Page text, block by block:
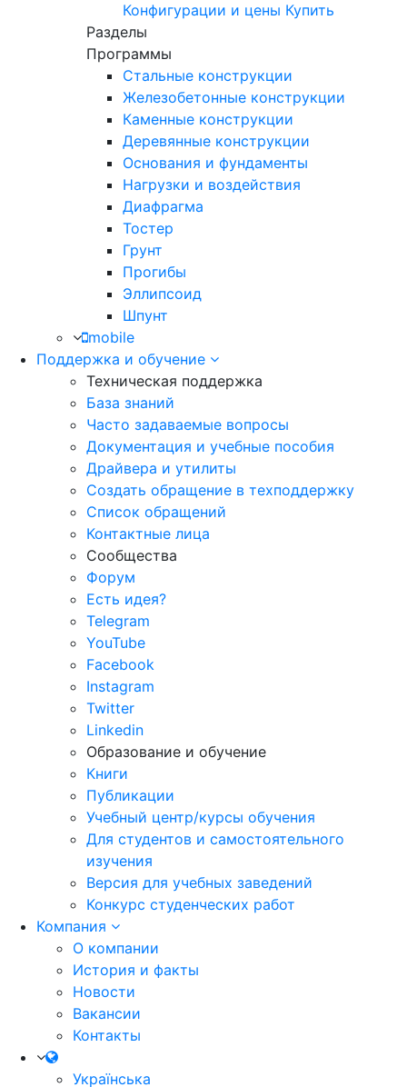
Конфигурации и цены Купить
Разделы
Программы
Стальные конструкции
Железобетонные конструкции
Каменные конструкции
Деревянные конструкции
Основания и фундаменты
Нагрузки и воздействия
Диафрагма
Тостер
Грунт
Прогибы
Эллипсоид
Шпунт
mobile
Поддержка и обучение
Техническая поддержка
База знаний
Часто задаваемые вопросы
Документация и учебные пособия
Драйвера и утилиты
Создать обращение в техподдержку
Список обращений
Контактные лица
Сообщества
Форум
Есть идея?
Telegram
YouTube
Facebook
Instagram
Twitter
Linkedin
Образование и обучение
Книги
Публикации
Учебный центр/курсы обучения
Для студентов и самостоятельного
изучения
Версия для учебных заведений
Конкурс студенческих работ
Компания
О компании
История и факты
Новости
Вакансии
Контакты
Українська